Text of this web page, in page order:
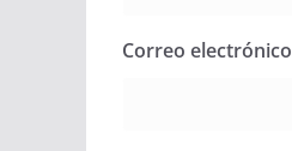
Correo electrónico